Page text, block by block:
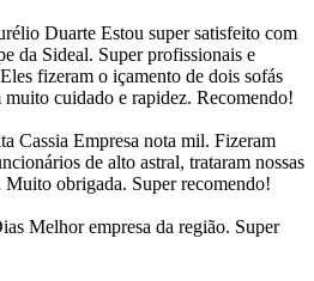
Duarte Estou super satisfeito com
da Sideal. Super profissionais e
fizeram o içamento de dois sofás
muito cuidado e rapidez. Recomendo!
Cassia Empresa nota mil. Fizeram
de alto astral, trataram nossas
obrigada. Super recomendo!
Melhor empresa da região. Super